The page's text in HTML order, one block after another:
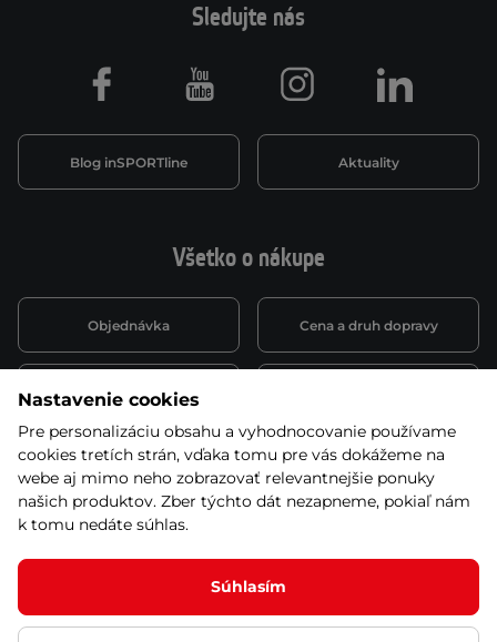
Všetko o nákupe
Objednávka Cena a druh dopravy
Spôsob platby
Montáž a servis Reklamácie a záruka
Kariéra
Sledujte nás
Blog inSPORTline Aktuality
Facebook Youtube Instagram LinkedIn
Nastavenie cookies
Pre personalizáciu obsahu a vyhodnocovanie používame
cookies tretích strán, vďaka tomu pre vás dokážeme na
webe aj mimo neho zobrazovať relevantnejšie ponuky
našich produktov. Zber týchto dát nezapneme, pokiaľ nám
k tomu nedáte súhlas.
Súhlasím